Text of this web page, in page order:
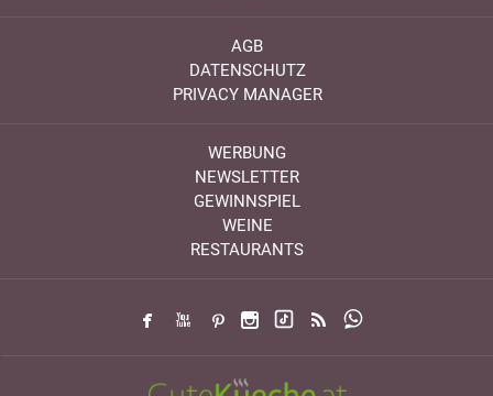
AGB
DATENSCHUTZ
PRIVACY MANAGER
WERBUNG
NEWSLETTER
GEWINNSPIEL
WEINE
RESTAURANTS